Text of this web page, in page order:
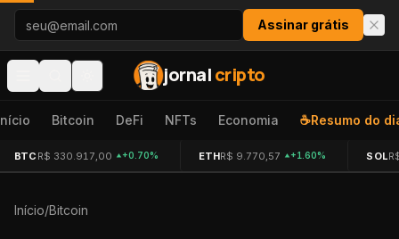
Pular para o conteúdo
Assinar grátis
jornalcripto
Bitcoin DeFi NFTs Economia ☕Resumo do
BTC R$ 330.917,00 +0.70% ETHR$ 9.770,57 +1.60% SOL
Início/Bitcoin